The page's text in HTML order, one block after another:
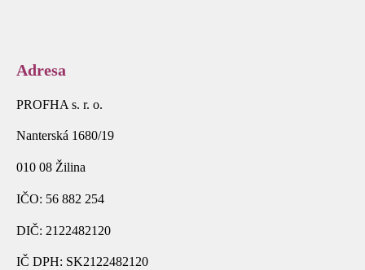
Adresa
PROFHA s. r. o.
Nanterská 1680/19
010 08 Žilina
IČO: 56 882 254
DIČ: 2122482120
IČ DPH: SK2122482120